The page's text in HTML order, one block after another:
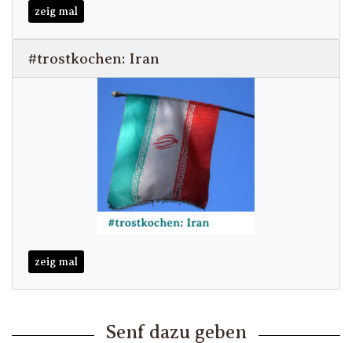
zeig mal
#trostkochen: Iran
zeig mal
Senf dazu geben